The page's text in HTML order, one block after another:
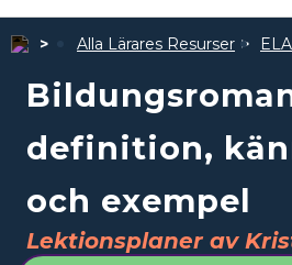
Alla Lärares Resurser
definition,
och exempel
Lektionsplaner av